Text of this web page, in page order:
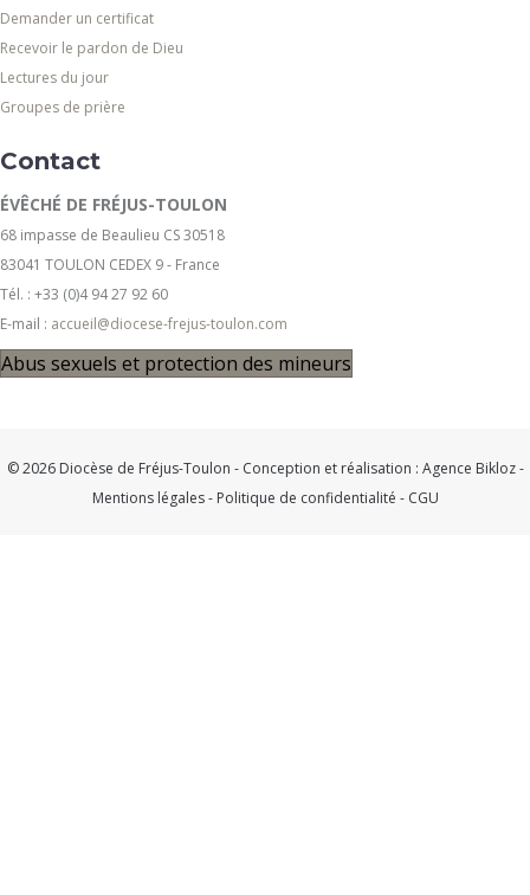
Demander un certificat
Recevoir le pardon de Dieu
Lectures du jour
Groupes de prière
Contact
ÉVÊCHÉ DE FRÉJUS-TOULON
68 impasse de Beaulieu CS 30518
83041 TOULON CEDEX 9 - France
Tél. : +33 (0)4 94 27 92 60
E-mail : accueil@diocese-frejus-toulon.com
Abus sexuels et protection des mineurs
© 2026 Diocèse de Fréjus-Toulon - Conception et réalisation : Agence Bikloz-
Mentions légales- Politique de confidentialité - CGU